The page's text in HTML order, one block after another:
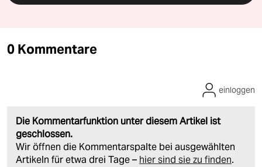
0 Kommentare
Die Kommentarfunktion unter diesem Artikel ist
geschlossen.
Wir öffnen die Kommentarspalte bei ausgewählten
Artikeln für etwa drei Tage – hier sind sie zu finden.
einloggen